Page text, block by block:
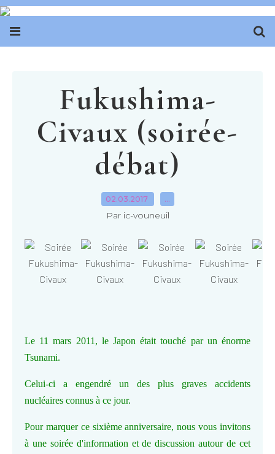
Fukushima-
Civaux (soirée-
débat)
02.03.2017 …
Par ic-vouneuil
Le 11 mars 2011, le Japon était touché par un énorme
Tsunami.
Celui-ci a engendré un des plus graves accidents
nucléaires connus à ce jour.
Pour marquer ce sixième anniversaire, nous vous invitons
à une soirée d'information et de discussion autour de cet